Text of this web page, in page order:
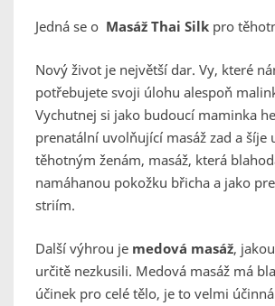
Jedná se o Masáž Thai Silk pro
Nový život je největší dar. Vy, které
potřebujete svoji úlohu alespoň
Vychutnej si jako budoucí maminka
prenatální uvolňující masáž zad a šíje
těhotným ženám, masáž, která
namáhanou pokožku břicha a jako
striím.
Další výhrou je medová masáž,
určitě nezkusili. Medová masáž má
účinek pro celé tělo, je to velmi